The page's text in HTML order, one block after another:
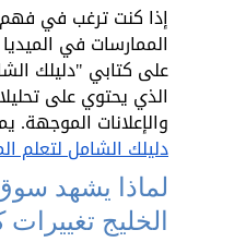
إذا كنت ترغب في
الممارسات في الميديا
على كتابي "دليلك
الذي يحتوي على
والإعلانات الموجهة.
دليلك الشامل لتعلم
لماذا يشهد سوق
الخليج تغييرات